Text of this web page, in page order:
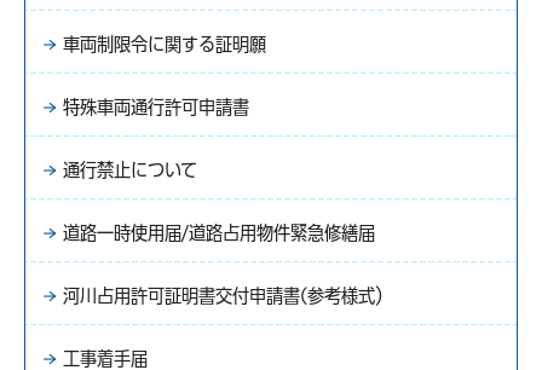
車両制限令に関する証明願
特殊車両通行許可申請書
通行禁止について
道路一時使用届/道路占用物件緊急修繕届
河川占用許可証明書交付申請書(参考様式）
工事着手届